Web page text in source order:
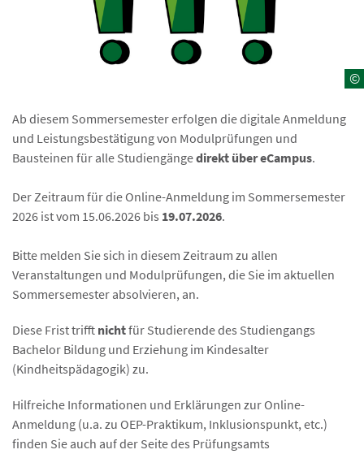
©
Ab diesem Sommersemester erfolgen die digitale Anmeldung
und Leistungsbestätigung von Modulprüfungen und
Bausteinen für alle Studiengängedirekt über eCampus.
Der Zeitraum für die Online-Anmeldung im Sommersemester
2026 ist vom 15.06.2026 bis 19.07.2026.
Bitte melden Sie sich in diesem Zeitraum zu allen
Veranstaltungen und Modulprüfungen, die Sie im aktuellen
Sommersemester absolvieren, an.
Diese Frist trifft nichtfür Studierende des Studiengangs
Bachelor Bildung und Erziehung im Kindesalter
(Kindheitspädagogik) zu.
Hilfreiche Informationen und Erklärungen zur Online-
Anmeldung (u.a. zu OEP-Praktikum, Inklusionspunkt, etc.)
finden Sie auch auf der Seite des Prüfungsamts